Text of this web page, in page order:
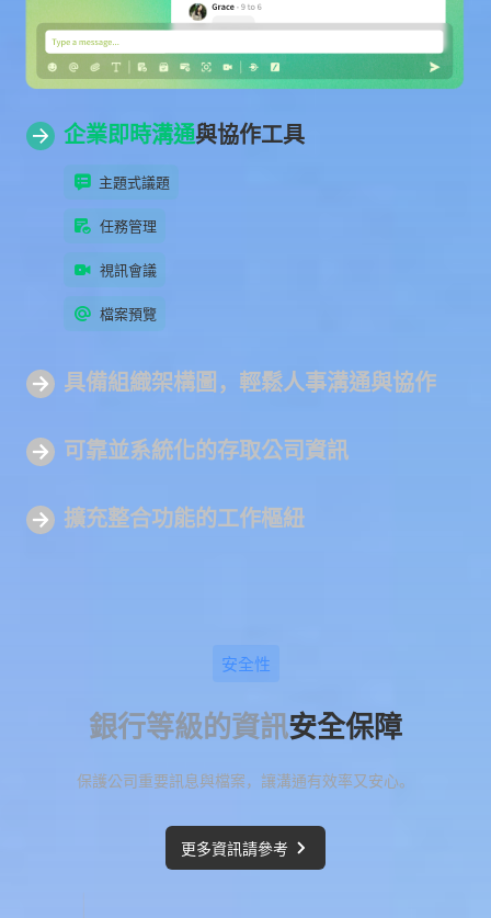
企業即時溝通與協作工具
主題式議題
任務管理
視訊會議
檔案預覽
具備組織架構圖，輕鬆人事溝通與協作
可靠並系統化的存取公司資訊
擴充整合功能的工作樞紐
安全性
銀行等級的資訊安全保障
保護公司重要訊息與檔案，讓溝通有效率又安心。
更多資訊請參考